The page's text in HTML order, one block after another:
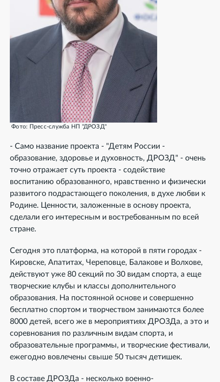
Фото: Пресс-служба НП "ДРОЗД"
- Само название проекта - "Детям России -
образование, здоровье и духовность, ДРОЗД" - очень
точно отражает суть проекта - содействие
воспитанию образованного, нравственно и физически
развитого подрастающего поколения, в духе любви к
Родине. Ценности, заложенные в основу проекта,
сделали его интересным и востребованным по всей
стране.
Сегодня это платформа, на которой в пяти городах -
Кировске, Апатитах, Череповце, Балакове и Волхове,
действуют уже 80 секций по 30 видам спорта, а еще
творческие клубы и классы дополнительного
образования. На постоянной основе и совершенно
бесплатно спортом и творчеством занимаются более
8000 детей, всего же в мероприятиях ДРОЗДа, а это и
соревнования по различным видам спорта, и
образовательные программы, и творческие фестивали,
ежегодно вовлечены свыше 50 тысяч детишек.
В составе ДРОЗДа - несколько военно-